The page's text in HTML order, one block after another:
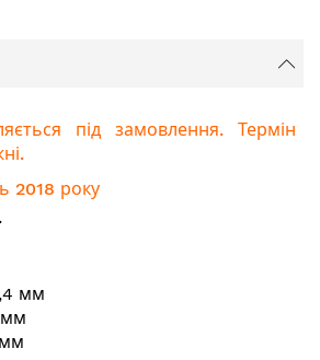
під замовлення. Термін
2018 року
мм